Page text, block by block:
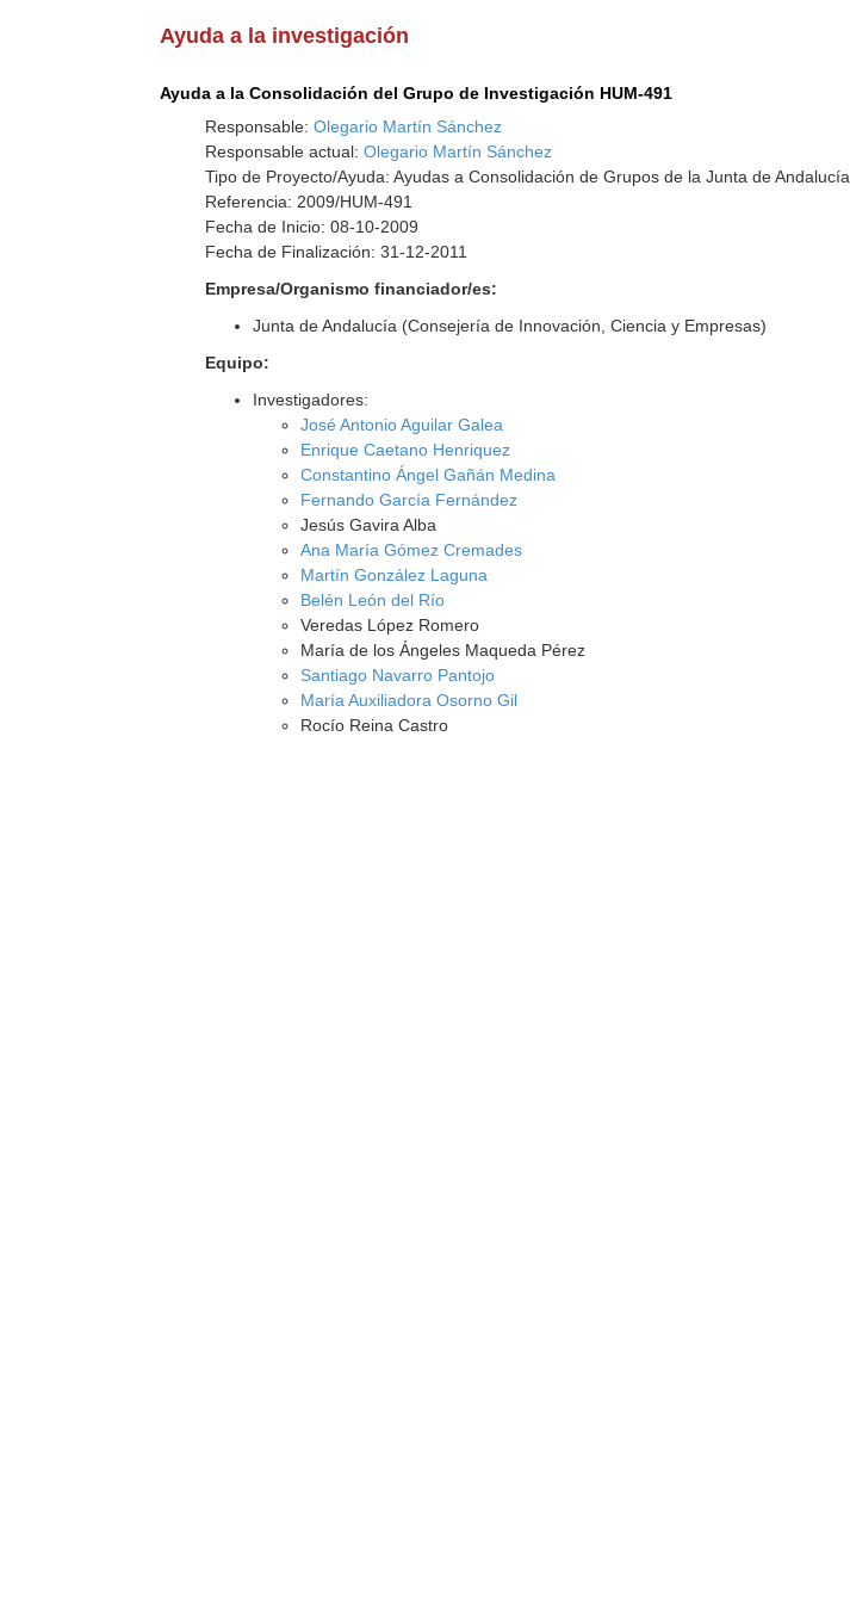
Ayuda a la investigación
Ayuda a la Consolidación del Grupo de Investigación HUM-491
Responsable:Olegario Martín Sánchez
Responsable actual:Olegario Martín Sánchez
Tipo de Proyecto/Ayuda: Ayudas a Consolidación de Grupos de la Junta de Andalucía
Referencia: 2009/HUM-491
Fecha de Inicio: 08-10-2009
Fecha de Finalización: 31-12-2011
Empresa/Organismo financiador/es:
Junta de Andalucía (Consejería de Innovación, Ciencia y Empresas)
Equipo:
Investigadores:
José Antonio Aguilar Galea
Enrique Caetano Henriquez
Constantino Ángel Gañán Medina
Fernando García Fernández
Jesús Gavira Alba
Ana María Gómez Cremades
Martín González Laguna
Belén León del Río
Veredas López Romero
María de los Ángeles Maqueda Pérez
Santiago Navarro Pantojo
María Auxiliadora Osorno Gil
Rocío Reina Castro